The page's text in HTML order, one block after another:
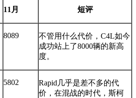
11月 短评
8089
不管用什么代价，C4L如今
成功站上了8000辆的新高
度。
5802
Rapid几乎是差不多的代
价，在混战的时代，斯柯